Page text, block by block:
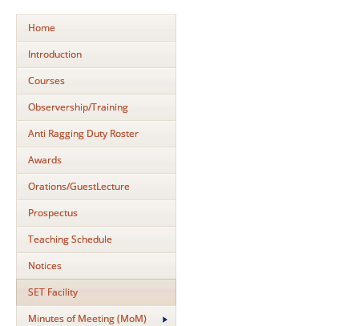
Home
Introduction
Courses
Observership/Training
Anti Ragging Duty Roster
Awards
Orations/GuestLecture
Prospectus
Teaching Schedule
Notices
SET Facility
Minutes of Meeting (MoM)